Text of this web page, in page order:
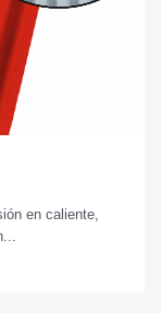
en caliente,